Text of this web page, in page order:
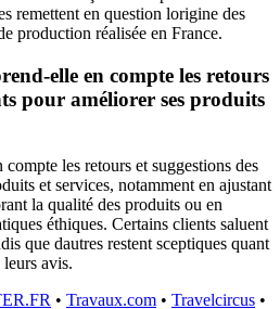
remettent en question lorigine des
production réalisée en France.
elle en compte les retours
pour améliorer ses produits
les retours et suggestions des
et services, notamment en ajustant
la qualité des produits ou en
éthiques. Certains clients saluent
que dautres restent sceptiques quant
avis.
• Travaux.com • Travelcircus •